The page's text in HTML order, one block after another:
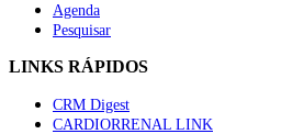
Agenda
Pesquisar
LINKS RÁPIDOS
CRM Digest
CARDIORRENAL LINK